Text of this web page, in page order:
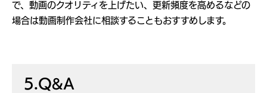
で、動画のクオリティを上げたい、更新頻度を高めるなどの
場合は動画制作会社に相談することもおすすめします。
5.Q&A